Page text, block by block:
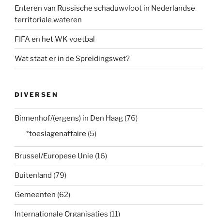
Enteren van Russische schaduwvloot in Nederlandse
territoriale wateren
FIFA en het WK voetbal
Wat staat er in de Spreidingswet?
DIVERSEN
Binnenhof/(ergens) in Den Haag (76)
*toeslagenaffaire (5)
Brussel/Europese Unie (16)
Buitenland (79)
Gemeenten (62)
Internationale Organisaties (11)